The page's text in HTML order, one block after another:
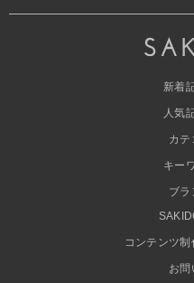
新着
人気
カテ
キー
ブラ
コンテンツ
お問